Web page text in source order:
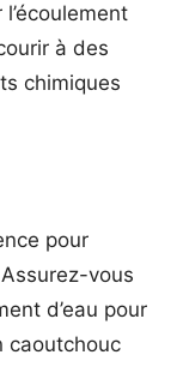
à des
chimiques
pour
vous
d’eau pour
caoutchouc